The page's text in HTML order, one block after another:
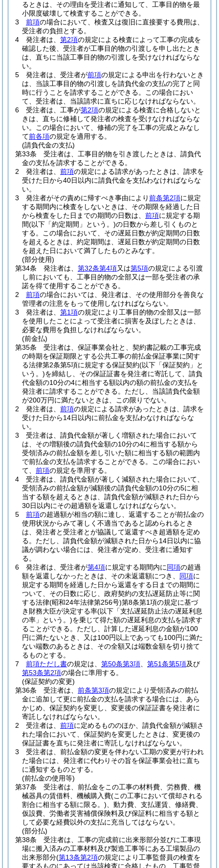
るときは、その理由を受注者に通知して、工事目的物を最
小限度破壊して検査することができる。
3
前項の場合において、検査又は復旧に直接要する費用は、
受注者の負担とする。
4
発注者は、 第2項の規定による検査によって工事の完成を
確認した後、受注者が工事目的物の引渡しを申し出たとき
は、直ちに当該工事目的物の引渡しを受けなければならな
い。
5
発注者は、受注者が前項の規定による申出を行わないとき
は、当該工事目的物の引渡しを請負代金の支払の完了と同
時に行うことを請求することができる。
この場合におい
て、受注者は、当該請求に直ちに応じなければならない。
6
受注者は、工事が第2項の規定による検査に合格しないと
きは、直ちに修補して発注者の検査を受けなければならな
い。
この場合において、修補の完了を工事の完成とみなし
て前各項の規定を適用する。
(請負代金の支払)
第33条
受注者は、工事目的物を引き渡したときは、請負代
金の支払を請求することができる。
2
発注者は、 前項の規定による請求があったときは、請求を
受けた日から40日以内に請負代金を支払わなければならな
い。
3
発注者がその責めに帰すべき事由により前条第2項に規定
する期間内に検査をしないときは、その期限を経過した日
から検査をした日までの期間の日数は、 前項に規定する期
間(以下「約定期間」という。)の日数から差し引くものと
する。
この場合において、その遅延日数が約定期間の日数
を超えるときは、約定期間は、遅延日数が約定期間の日数
を超えた日において満了したものとみなす。
(部分使用)
第34条
発注者は、 第32条第4項又は第5項の規定による引渡
し前においても、工事目的物の全部又は一部を受注者の承
諾を得て使用することができる。
2
前項の場合においては、発注者は、その使用部分を善良な
管理者の注意をもって使用しなければならない。
3
発注者は、 第1項の規定により工事目的物の全部又は一部
を使用したことによって受注者に損害を及ぼしたときは、
必要な費用を負担しなければならない。
(前金払)
第35条
受注者は、保証事業会社と、契約書記載の工事完成
の時期を保証期限とする公共工事の前払金保証事業に関す
る法律第2条第5項に規定する保証契約(以下「保証契約」と
いう。)を締結し、その保証証書を発注者に寄託して、請負
代金額の10分の4に相当する額以内の額の前払金の支払を
発注者に請求することができる。 ただし、当該請負代金額
が200万円に満たないときは、この限りでない。
2
発注者は、 前項の規定による請求があったときは、請求を
受けた日から14日以内に前払金を支払わなければならな
い。
3
受注者は、請負代金額が著しく増額された場合において
は、その増額後の請負代金額の10分の4に相当する額から
受領済みの前払金額を差し引いた額に相当する額の範囲内
で前払金の支払を請求することができる。
この場合におい
て、 前項の規定を準用する。
4
受注者は、請負代金額が著しく減額された場合において、
受領済みの前払金額が減額後の請負代金額の10分の5に相
当する額を超えるときは、請負代金額が減額された日から
30日以内にその超過額を返還しなければならない。
5
前項の超過額が相当の額に達し、返還することが前払金の
使用状況からみて著しく不適当であると認められるとき
は、発注者と受注者とが協議して返還すべき超過額を定め
る。 ただし、請負代金額が減額された日から14日以内に協
議が調わない場合には、発注者が定め、受注者に通知す
る。
6
発注者は、受注者が第4項に規定する期間内に同項の超過
額を返還しなかったときは、その未返還額につき、 同項に
規定する期間を経過した日から返還をする日までの期間に
ついて、その日数に応じ、政府契約の支払遅延防止等に関
する法律(昭和24年法律第256号)第8条第1項の規定に基づ
き財務大臣が決定する率(以下「支払遅延防止法の遅延利息
の率」という。)を乗じて得た額の遅延利息の支払を請求す
ることができる。 ただし、計算した遅延利息の金額が100
円に満たないとき、又は100円以上であっても100円に満た
ない端数のあるときは、その全額又は端数金額を切り捨て
るものとする。
7
前項ただし書の規定は、 第50条第3項 第51条第5項及び
第53条第2項の場合に準用する。
(保証契約の変更)
第36条
受注者は、 前条第3項の規定により受領済みの前払
金に追加して更に前払金の支払を請求する場合には、あら
かじめ、保証契約を変更し、変更後の保証証書を発注者に
寄託しなければならない。
2
受注者は、 前項に定めるもののほか、請負代金額が減額さ
れた場合において、保証契約を変更したときは、変更後の
保証証書を直ちに発注者に寄託しなければならない。
3
受注者は、前払金額の変更を伴わない工期の変更が行われ
た場合には、発注者に代わりその旨を保証事業会社に直ち
に通知するものとする。
(前払金の使用等)
第37条
受注者は、前払金をこの工事の材料費、労務費、機
械器具の賃借料、機械購入費(この工事において償却される
割合に相当する額に限る。) 、動力費、支払運賃、修繕費、
仮設費、労働者災害補償保険料及び保証料に相当する額と
して必要な経費以外の支払に充当してはならない。
(部分払)
第38条
受注者は、工事の完成前に出来形部分並びに工事現
場に搬入済みの工事材料及び製造工事等にある工場製品の
出来形部分(第13条第2項の規定により工事監督員の検査を
要するものにあっては当該検査に合格したもの、工事監督